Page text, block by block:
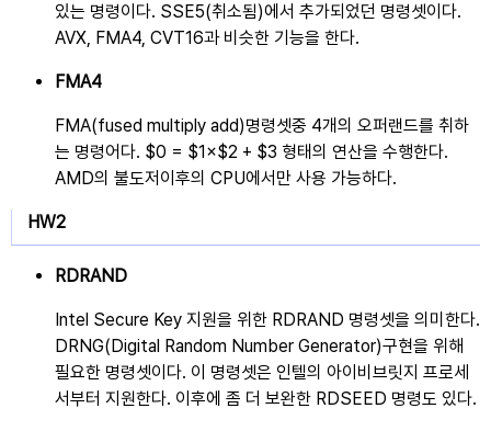
있는 명령이다. SSE5(취소됨)에서 추가되었던 명령셋이다.
AVX, FMA4, CVT16과 비슷한 기능을 한다.
FMA4
FMA(fused multiply add)명령셋중 4개의 오퍼랜드를 취하
는 명령어다. $0 = $1×$2 + $3 형태의 연산을 수행한다.
AMD의 불도저이후의 CPU에서만 사용 가능하다.
HW2
RDRAND
Intel Secure Key 지원을 위한 RDRAND 명령셋을 의미한다.
DRNG
구현을 위해
필요한 명령셋이다. 이 명령셋은 인텔의 아이비브릿지 프로세
서부터 지원한다. 이후에 좀 더 보완한 RDSEED 명령도 있다.